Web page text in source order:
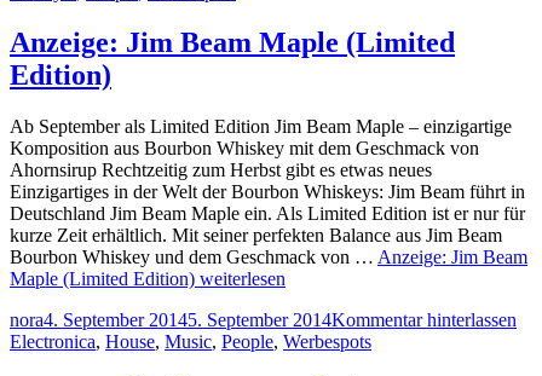
Anzeige: Jim Beam Maple (Limited
Edition)
Ab September als Limited Edition Jim Beam Maple – einzigartige
Komposition aus Bourbon Whiskey mit dem Geschmack von
Ahornsirup Rechtzeitig zum Herbst gibt es etwas neues
Einzigartiges in der Welt der Bourbon Whiskeys: Jim Beam führt in
Deutschland Jim Beam Maple ein. Als Limited Edition ist er nur für
kurze Zeit erhältlich. Mit seiner perfekten Balance aus Jim Beam
Bourbon Whiskey und dem Geschmack von … Anzeige: Jim Beam
Maple (Limited Edition) weiterlesen
nora4. September 20145. September 2014Kommentar hinterlassen
Electronica, House, Music, People, Werbespots